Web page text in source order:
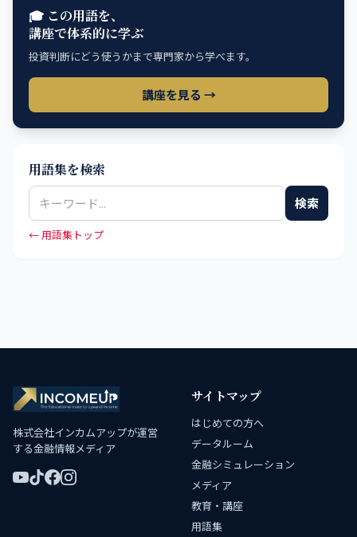
🎓 この用語を、
講座で体系的に学ぶ
投資判断にどう使うかまで専門家から学べます。
講座を見る →
用語集を検索
検索
← 用語集トップ
株式会社インカムアップが運営
する金融情報メディア
サイトマップ
はじめての方へ
データルーム
金融シミュレーション
メディア
教育・講座
用語集